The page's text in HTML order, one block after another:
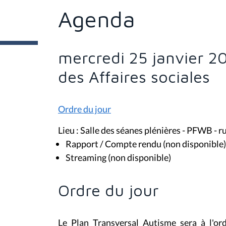
e
s
Agenda
mercredi 25 janvier
des Affaires sociales
Ordre du jour
Lieu : Salle des séanes plénières - PFWB -
Rapport / Compte rendu (non disponible)
Streaming (non disponible)
Ordre du jour
Le Plan Transversal Autisme sera à